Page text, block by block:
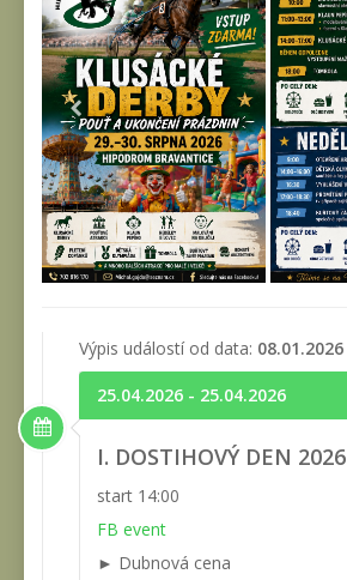
Výpis událostí od data: 08.01.2026
25.04.2026 - 25.04.2026
I. DOSTIHOVÝ DEN 2026
start 14:00
FB event
► Dubnová cena